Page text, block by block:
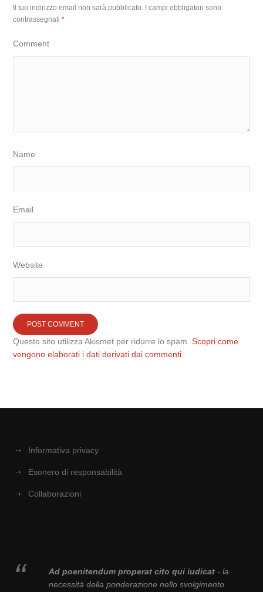
Il tuo indirizzo email non sarà pubblicato.
I campi obbligatori sono
contrassegnati*
Comment
Name
Email
Website
Questo sito utilizza Akismet per ridurre lo spam.Scopri come
vengono elaborati i dati derivati dai commenti
Informativa privacy
Esonero di responsabilità
Collaborazioni
Ad poenitendum properat cito qui iudicat- la
necessità della ponderazione nello svolgimento